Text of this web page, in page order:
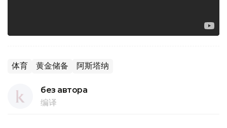
体育 黄金储备 阿斯塔纳
без автора
编译